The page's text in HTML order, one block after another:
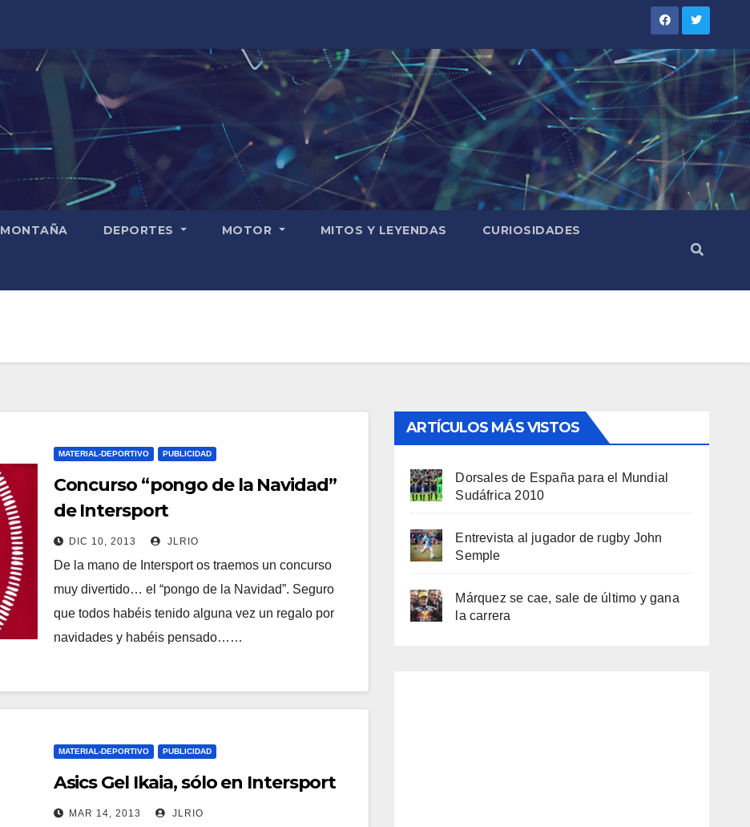
MONTAÑA DEPORTES MOTOR MITOS Y LEYENDAS CURIOSIDADES
MATERIAL-DEPORTIVO PUBLICIDAD
Concurso “pongo de la Navidad”
de Intersport
DIC 10, 2013 JLRIO
De la mano de Intersport os traemos un concurso
muy divertido… el “pongo de la Navidad”. Seguro
que todos habéis tenido alguna vez un regalo por
navidades y habéis pensado……
MATERIAL-DEPORTIVO PUBLICIDAD
Asics Gel Ikaia, sólo en Intersport
MAR 14, 2013 JLRIO
ARTÍCULOS MÁS VISTOS
Dorsales de España para el Mundial
Sudáfrica 2010
Entrevista al jugador de rugby John
Semple
Márquez se cae, sale de último y gana
la carrera